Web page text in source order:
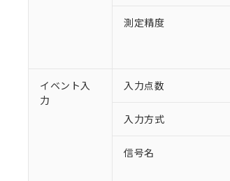
測定精度
イベント入
力
入力点数
入力方式
信号名